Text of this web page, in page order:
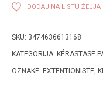
DODAJ NA LISTU ŽELJA
SKU: 3474636613168
KATEGORIJA: KÉRASTASE
OZNAKE: EXTENTIONISTE,